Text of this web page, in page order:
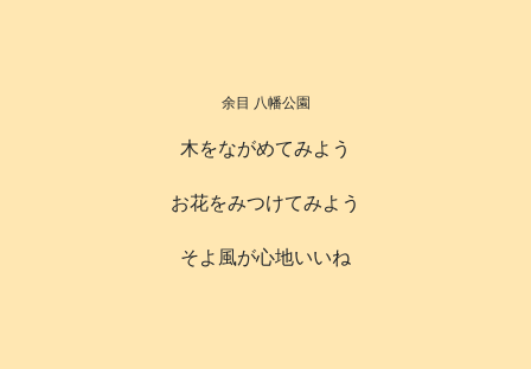
余目 八幡公園
木をながめてみよう
お花をみつけてみよう
そよ風が心地いいね